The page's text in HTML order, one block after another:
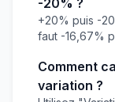
-20% ?
+20% puis -
faut -16,67%
Comment
variation ?